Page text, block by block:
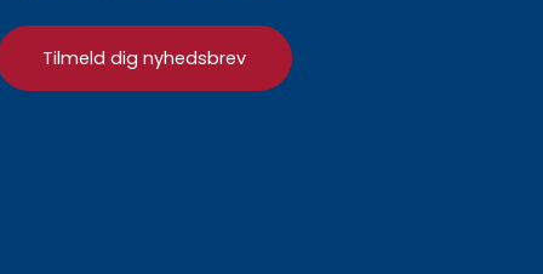
Tilmeld dig nyhedsbrev